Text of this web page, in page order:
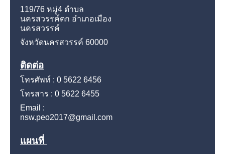
119/76 หมู่4 ตำบล
นครสวรรค์ตก อำเภอเมือง
นครสวรรค์
จังหวัดนครสวรรค์ 60000
ติดต่อ
โทรศัพท์ : 0 5622 6456
โทรสาร : 0 5622 6455
Email :
nsw.peo2017@gmail.com
แผนที่